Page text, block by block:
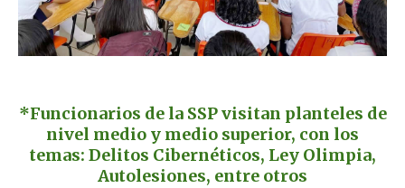
*Funcionarios de la SSP visitan planteles de
nivel medio y medio superior, con los
temas: Delitos Cibernéticos, Ley Olimpia,
Autolesiones, entre otros